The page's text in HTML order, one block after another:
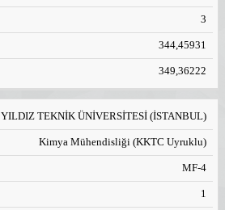
3
344,45931
349,36222
YILDIZ TEKNİK ÜNİVERSİTESİ (İSTANBUL)
Kimya Mühendisliği (KKTC Uyruklu)
MF-4
1